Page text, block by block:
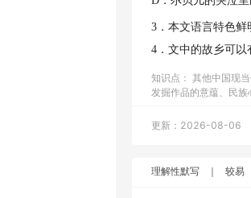
3．本文语言特色
4．文中的故乡可
知识点： 其他中国现
发掘作品的意蕴、民
更新：2026-08-06
理解性默写 ｜ 较易